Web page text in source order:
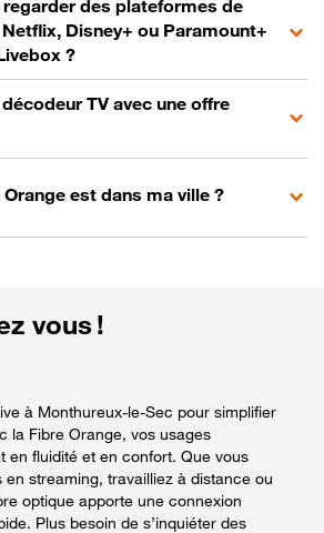
des plateformes de
Disney+ ou Paramount+
?
TV avec une offre
est dans ma ville ?
vous !
à Monthureux-le-Sec pour simplifier
la Fibre Orange, vos usages
en fluidité et en confort. Que vous
en streaming, travailliez à distance ou
optique apporte une connexion
Plus besoin de s’inquiéter des